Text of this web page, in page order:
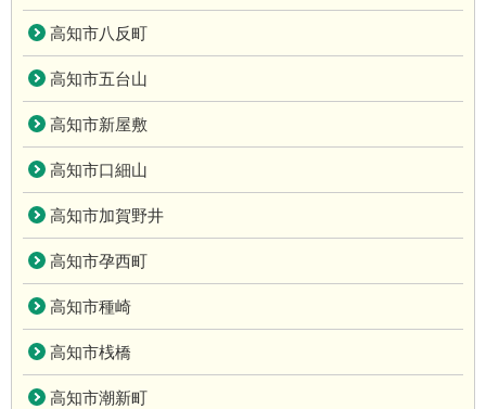
高知市八反町
高知市五台山
高知市新屋敷
高知市口細山
高知市加賀野井
高知市孕西町
高知市種崎
高知市桟橋
高知市潮新町